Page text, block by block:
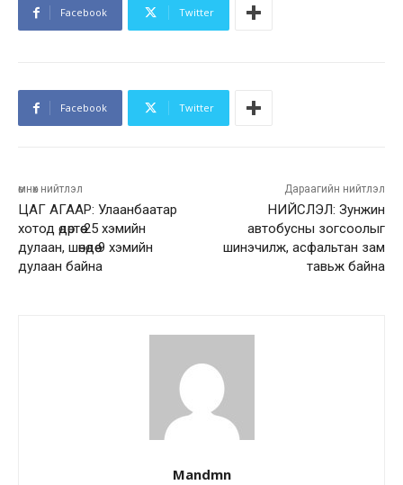
Facebook Twitter
Facebook Twitter
өмнөх нийтлэл
ЦАГ АГААР: Улаанбаатар
хотод өдөртөө 25 хэмийн
дулаан, шөнөдөө 9 хэмийн
дулаан байна
Дараагийн нийтлэл
НИЙСЛЭЛ: Зунжин
автобусны зогсоолыг
шинэчилж, асфальтан зам
тавьж байна
Mandmn